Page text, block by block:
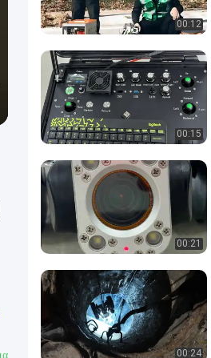
00:12
00:15
00:21
00:24